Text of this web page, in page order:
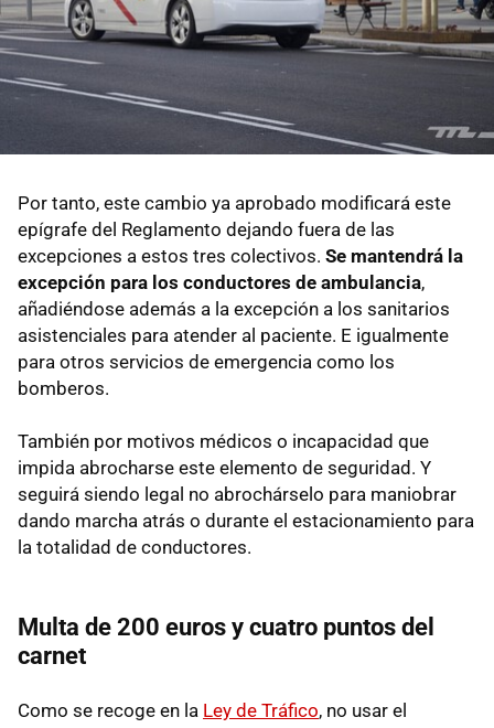
Por tanto, este cambio ya aprobado modificará este
epígrafe del Reglamento dejando fuera de las
excepciones a estos tres colectivos. Se mantendrá la
excepción para los conductores de ambulancia,
añadiéndose además a la excepción a los sanitarios
asistenciales para atender al paciente. E igualmente
para otros servicios de emergencia como los
bomberos.
También por motivos médicos o incapacidad que
impida abrocharse este elemento de seguridad. Y
seguirá siendo legal no abrochárselo para maniobrar
dando marcha atrás o durante el estacionamiento para
la totalidad de conductores.
Multa de 200 euros y cuatro puntos del
carnet
Como se recoge en la Ley de Tráfico, no usar el